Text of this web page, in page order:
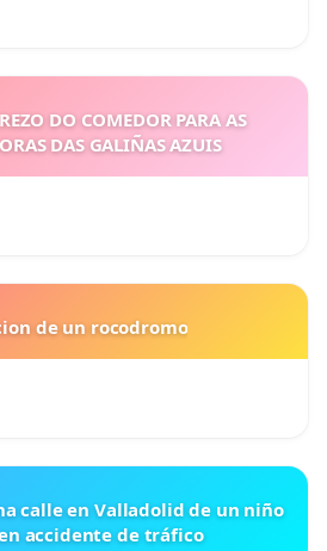
DO COMEDOR PARA AS
DAS GALIÑAS AZUIS
de un rocodromo
calle en Valladolid de un niño
accidente de tráfico